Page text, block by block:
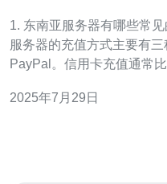
1. 东南亚服务器有哪些常
服务器的充值方式主要有
PayPal。信用卡充值通常
PayPal在国际上广泛使用
2025年7月29日